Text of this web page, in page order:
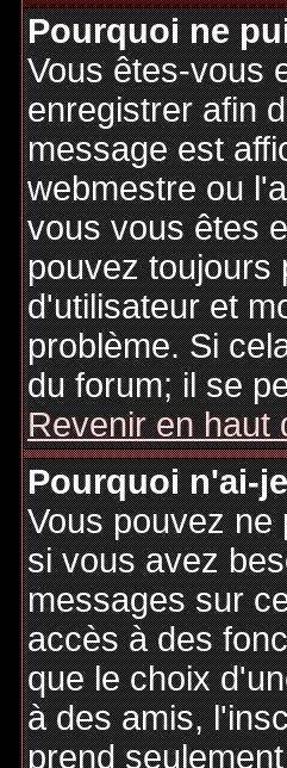
Pourquoi ne
Vous êtes-vous
enregistrer afin
message est
webmestre ou
vous vous êtes
pouvez toujours
d'utilisateur et
problème. Si
du forum; il se
Revenir en haut
Pourquoi n'ai-
Vous pouvez ne
si vous avez
messages sur
accès à des
que le choix
à des amis,
prend